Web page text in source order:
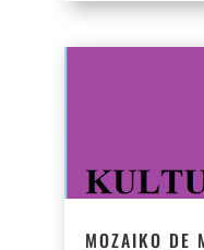
MOZAIKO DE